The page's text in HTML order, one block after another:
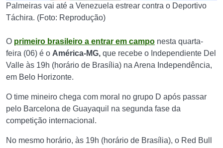
Palmeiras vai até a Venezuela estrear contra o Deportivo
Táchira. (Foto: Reprodução)
O primeiro brasileiro a entrar em campo nesta quarta-
feira (06) é o América-MG, que recebe o Independiente Del
Valle às 19h (horário de Brasília) na Arena Independência,
em Belo Horizonte.
O time mineiro chega com moral no grupo D após passar
pelo Barcelona de Guayaquil na segunda fase da
competição internacional.
No mesmo horário, às 19h (horário de Brasília), o Red Bull